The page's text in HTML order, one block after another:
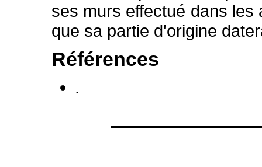
ses murs effectué dans
que sa partie d'origine
Références
.